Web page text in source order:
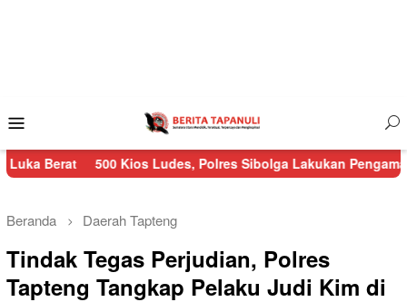
Mobile
500 Kios Ludes, Polres Sibolga Lakukan Pengamanan
Beranda DaerahTapteng
Tindak Tegas Perjudian, Polres
Tapteng Tangkap Pelaku Judi Kim di